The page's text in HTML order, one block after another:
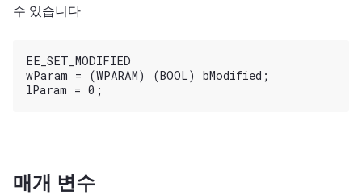
수 있습니다.
EE_SET_MODIFIED
wParam = (WPARAM) (BOOL) bModified;
매개 변수